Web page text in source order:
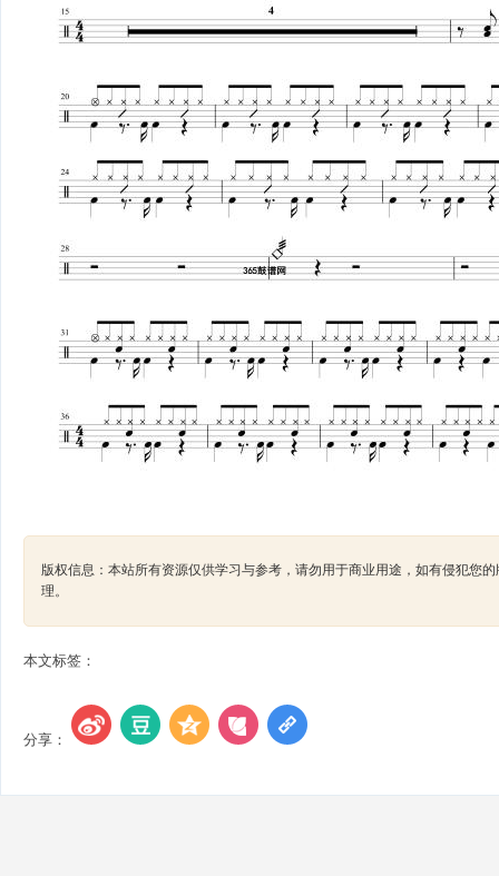
版权信息：本站所有资源仅供学习与参考，请勿用于商业用途，如有侵犯您
理。
本文标签：
分享：